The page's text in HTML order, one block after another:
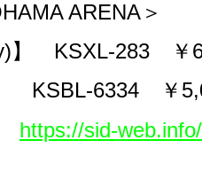
ARENA ＞
】 KSXL-283 ￥
KSBL-6334 ￥
https://sid-